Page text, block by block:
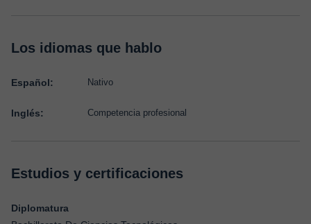
Los idiomas que hablo
Español: Nativo
Inglés: Competencia profesional
Estudios y certificaciones
Diplomatura